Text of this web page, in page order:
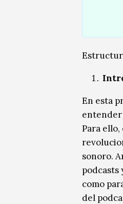
En esta
entender
Para
sonoro.
podcasts
como
del